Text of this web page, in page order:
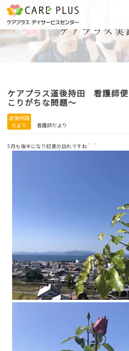
こんな方に
おすすめ
一日体験
実践報告
体験希望
ケアプラス道後持田 看護師
こりがちな問題～
道後持田
だより
看護師だより
5月も後半になり初夏の訪れですね＾＾